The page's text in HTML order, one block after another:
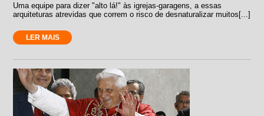
Uma equipe para dizer "alto lá!" às igrejas-garagens, a essas
arquiteturas atrevidas que correm o risco de desnaturalizar muitos[...]
LER MAIS